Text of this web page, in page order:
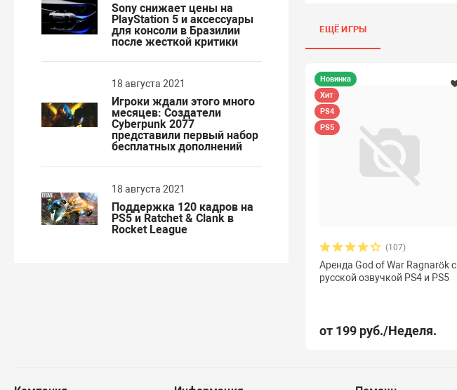
ЕЩЁ ИГРЫ
Новинка
Хит
PS4
PS5
(107)
Аренда God of War Ragnarök с
русской озвучкой PS4 и PS5
от 199 руб./Неделя.
Sony снижает цены на
PlayStation 5 и аксессуары
для консоли в Бразилии
после жесткой критики
18 августа 2021
Игроки ждали этого много
месяцев: Создатели
Cyberpunk 2077
представили первый набор
бесплатных дополнений
18 августа 2021
Поддержка 120 кадров на
PS5 и Ratchet & Clank в
Rocket League